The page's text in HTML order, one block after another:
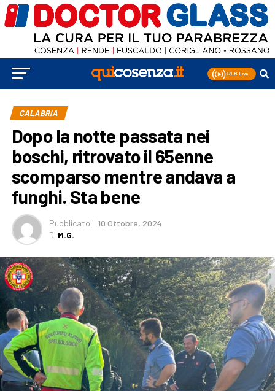
CALABRIA
Dopo la notte passata nei
boschi, ritrovato il 65enne
scomparso mentre andava a
funghi. Sta bene
Pubblicato il 10 Ottobre, 2024
Di M.G.